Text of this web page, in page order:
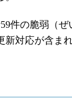
件の脆弱（
新対応が含ま